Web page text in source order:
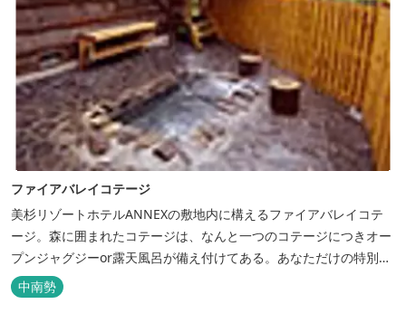
ファイアバレイコテージ
美杉リゾートホテルANNEXの敷地内に構えるファイアバレイコテ
ージ。森に囲まれたコテージは、なんと一つのコテージにつきオー
プンジャグジーor露天風呂が備え付けてある。あなただけの特別な
時間をお過ごしください。
中南勢